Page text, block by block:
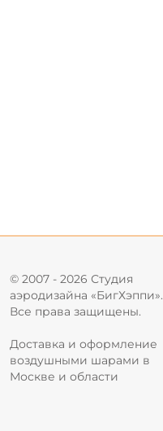
© 2007 - 2026 Студия
аэродизайна «БигХэппи».
Все права защищены.
Доставка и оформление
воздушными шарами в
Москве и области